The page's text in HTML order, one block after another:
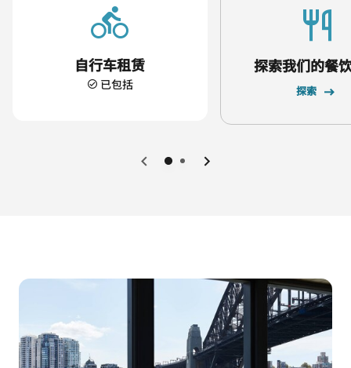
自行车租赁
已包括
探索我们的餐
探索
上一页 下一页